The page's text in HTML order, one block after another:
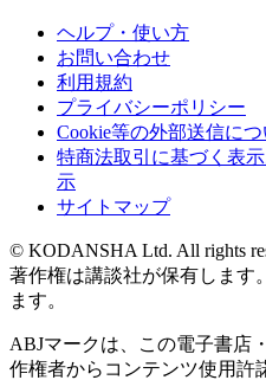
ヘルプ・使い方
お問い合わせ
利用規約
プライバシーポリシー
Cookie等の外部送信につ
特商法取引に基づく表
示
サイトマップ
© KODANSHA Ltd. All rights
著作権は講談社が保有します
ます。
ABJマークは、この電子書店
作権者からコンテンツ使用許